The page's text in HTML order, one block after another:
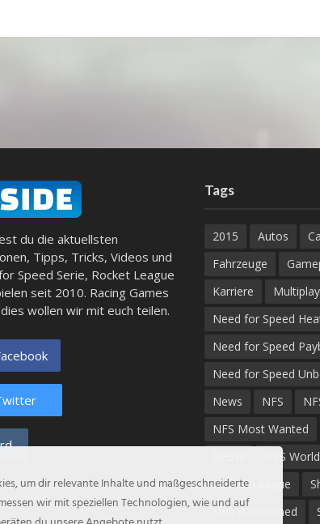
du die aktuellsten
Tipps, Tricks, Videos und
Speed Serie, Rocket League
seit 2010. Racing Games
wollen wir mit euch teilen.
Tags
2015 Autos
Fahrzeuge
Karriere
Need for Speed
Need for Speed
Need for Speed
News
NFS
NFS Most Wanted
NFS World
Rocket League
Shift2Unleashed
um dir relevante Inhalte und maßgeschneiderte
wir mit speziellen Technologien, wie und auf